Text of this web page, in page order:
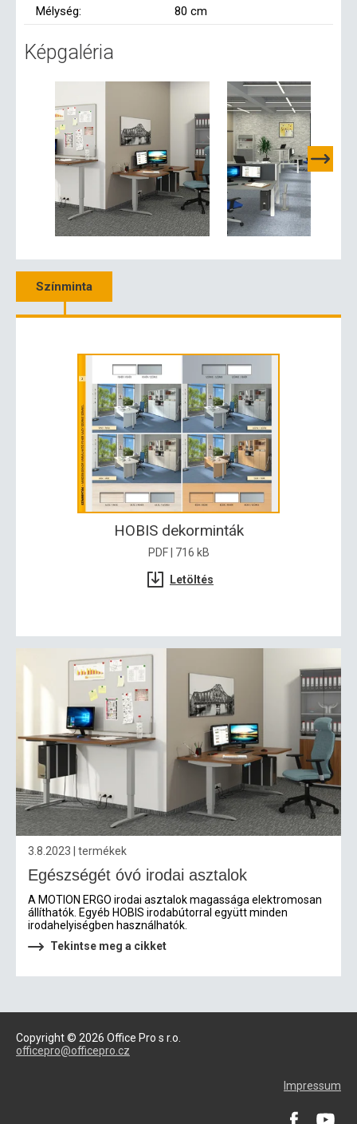
Mélység:
80 cm
Képgaléria
Színminta
HOBIS dekorminták
PDF | 716 kB
Letöltés
3.8.2023 | termékek
Egészségét óvó irodai asztalok
A MOTION ERGO irodai asztalok magassága elektromosan
állíthatók. Egyéb HOBIS irodabútorral együtt minden
irodahelyiségben használhatók.
Tekintse meg a cikket
Copyright © 2026 Office Pro s r.o.
officepro@officepro.cz
Impressum